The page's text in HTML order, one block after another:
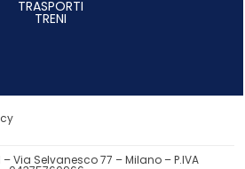
TRASPORTI
TRENI
Via Selvanesco 77 – Milano – P.IVA